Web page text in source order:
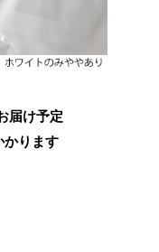
届け予定
かります